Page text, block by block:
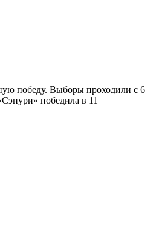
победу. Выборы проходили с 6
победила в 11